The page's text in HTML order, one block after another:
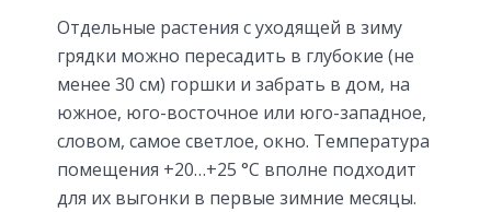
Отдельные растения с уходящей в зиму
грядки можно пересадить в глубокие (не
менее 30 см) горшки и забрать в дом, на
южное, юго-восточное или юго-западное,
словом, самое светлое, окно. Температура
помещения +20…+25 °С вполне подходит
для их выгонки в первые зимние месяцы.